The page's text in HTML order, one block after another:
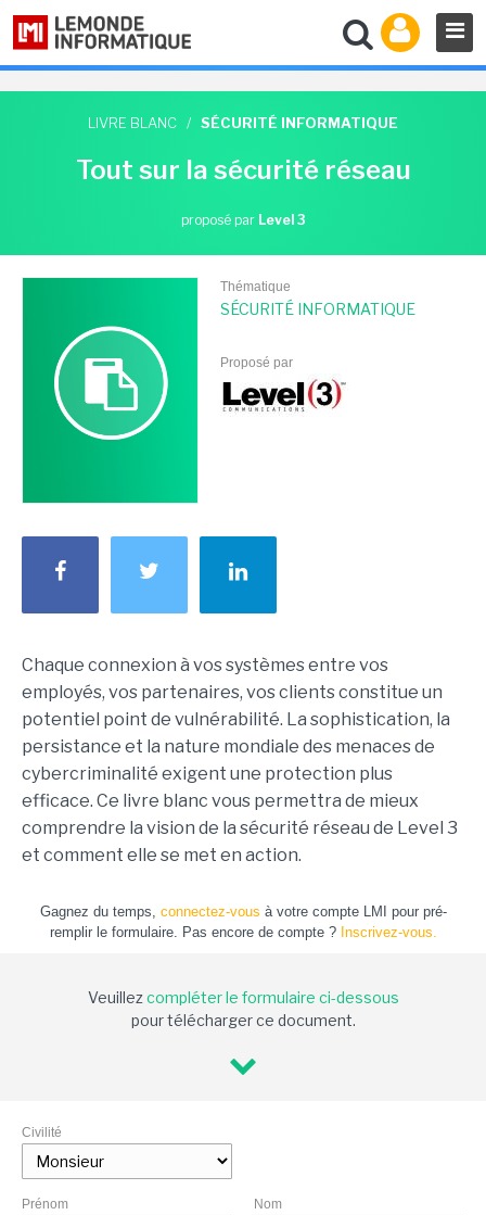
LIVRE BLANC / SÉCURITÉ INFORMATIQUE
Tout sur la sécurité réseau
proposé par Level 3
Thématique
SÉCURITÉ INFORMATIQUE
Proposé par
Chaque connexion à vos systèmes entre vos
employés, vos partenaires, vos clients constitue un
potentiel point de vulnérabilité. La sophistication, la
persistance et la nature mondiale des menaces de
cybercriminalité exigent une protection plus
efficace. Ce livre blanc vous permettra de mieux
comprendre la vision de la sécurité réseau de Level 3
et comment elle se met en action.
Gagnez du temps, connectez-vous à votre compte LMI pour pré-
remplir le formulaire. Pas encore de compte ? Inscrivez-vous.
Veuillezcompléter le formulaire ci-dessous
pour télécharger ce document.
Civilité
Prénom Nom